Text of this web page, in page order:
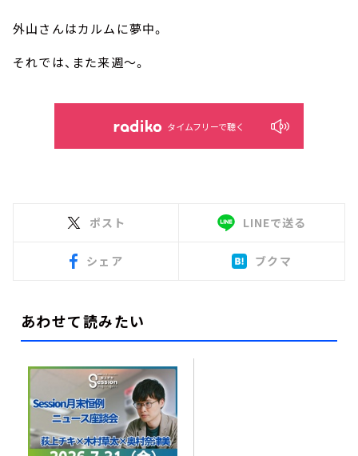
外山さんはカルムに夢中。
それでは、また来週～。
タイムフリーで聴く
ポスト LINEで送る
シェア ブクマ
あわせて読みたい